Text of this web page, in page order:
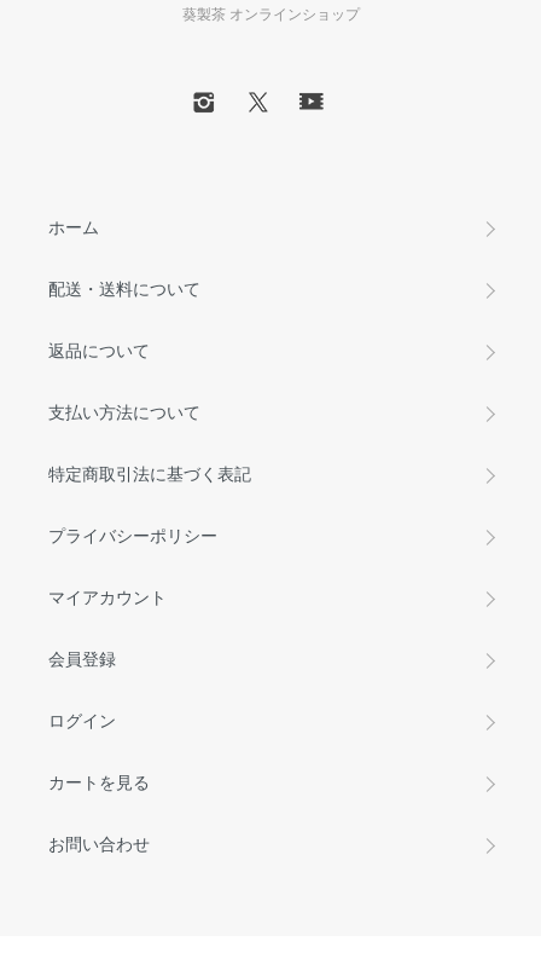
葵製茶 オンラインショップ
ホーム
配送・送料について
返品について
支払い方法について
特定商取引法に基づく表記
プライバシーポリシー
マイアカウント
会員登録
ログイン
カートを見る
お問い合わせ